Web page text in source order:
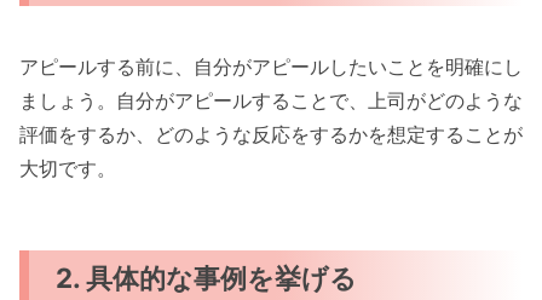
アピールする前に、自分がアピールしたいことを明確にし
ましょう。自分がアピールすることで、上司がどのような
評価をするか、どのような反応をするかを想定することが
大切です。
2. 具体的な事例を挙げる